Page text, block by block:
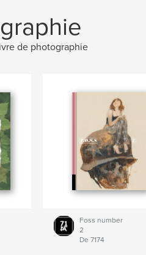
de photographie
Foss number
2
De 7174